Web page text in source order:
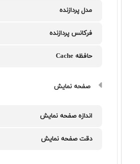
مدل پردازنده
فرکانس پردازنده
حافظه Cache
صفحه نمایش
اندازه صفحه نمایش
دقت صفحه نمایش